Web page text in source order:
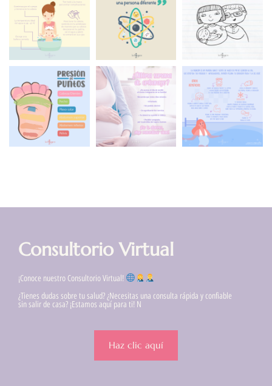
Consultorio Virtual
¡Conoce nuestro Consultorio Virtual!
¿Tienes dudas sobre tu salud? ¿Necesitas una consulta rápida y confiable
sin salir de casa? ¡Estamos aquí para ti! N
Haz clic aquí